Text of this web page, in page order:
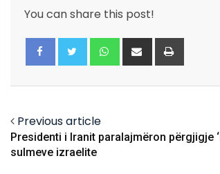
You can share this post!
Whatsapp
Share
via
Previous article
Presidenti i Iranit paralajmëron përgjigje
sulmeve izraelite